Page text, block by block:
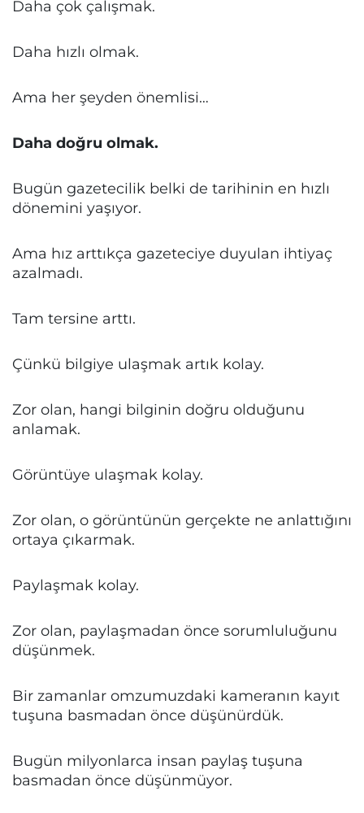
Daha çok çalışmak.
Daha hızlı olmak.
Ama her şeyden önemlisi…
Daha doğru olmak.
Bugün gazetecilik belki de tarihinin en hızlı
dönemini yaşıyor.
Ama hız arttıkça gazeteciye duyulan ihtiyaç
azalmadı.
Tam tersine arttı.
Çünkü bilgiye ulaşmak artık kolay.
Zor olan, hangi bilginin doğru olduğunu
anlamak.
Görüntüye ulaşmak kolay.
Zor olan, o görüntünün gerçekte ne anlattığını
ortaya çıkarmak.
Paylaşmak kolay.
Zor olan, paylaşmadan önce sorumluluğunu
düşünmek.
Bir zamanlar omzumuzdaki kameranın kayıt
tuşuna basmadan önce düşünürdük.
Bugün milyonlarca insan paylaş tuşuna
basmadan önce düşünmüyor.